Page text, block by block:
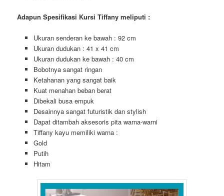
Adapun Spesifikasi Kursi Tiffany meliputi :
Ukuran senderan ke bawah : 92 cm
Ukuran dudukan : 41 x 41 cm
Ukuran dudukan ke bawah : 40 cm
Bobotnya sangat ringan
Ketahanan yang sangat baik
Kuat menahan beban berat
Dibekali busa empuk
Desainnya sangat futuristik dan stylish
Dapat ditambah aksesoris pita warna-warni
Tiffany kayu memiliki warna :
Gold
Putih
Hitam